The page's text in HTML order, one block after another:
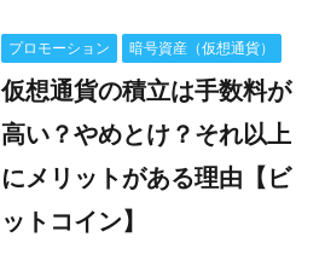
プロモーション 暗号資産（仮想通貨）
仮想通貨の積立は手数料が
高い？やめとけ？それ以上
にメリットがある理由【ビ
ットコイン】